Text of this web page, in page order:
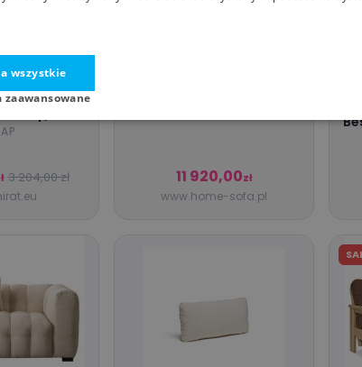
spania
3 204,00 zł 11 920,00zł
www.home-sofa.pl
wszystkie